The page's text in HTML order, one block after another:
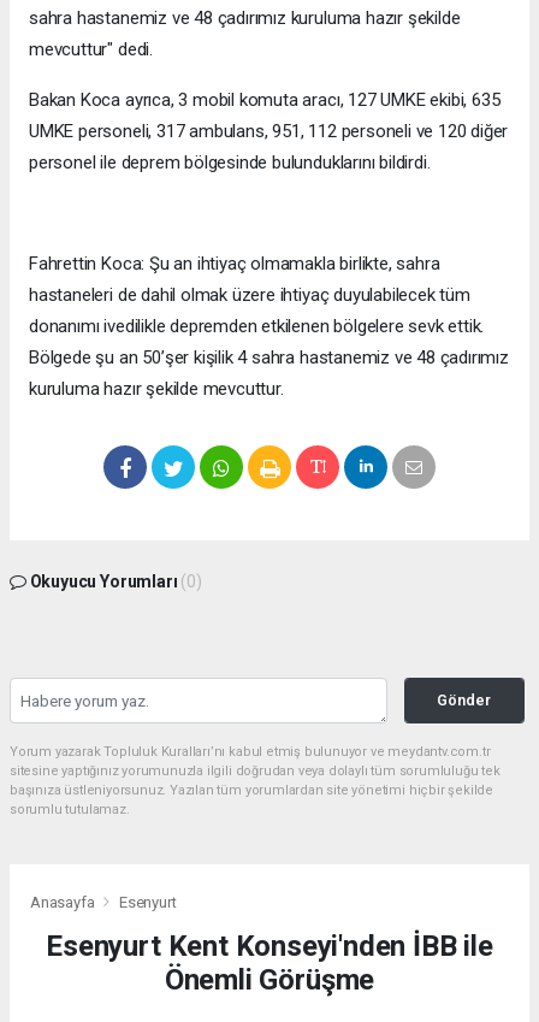
sahra hastanemiz ve 48 çadırımız kuruluma hazır şekilde
mevcuttur" dedi.
Bakan Koca ayrıca, 3 mobil komuta aracı, 127 UMKE ekibi, 635
UMKE personeli, 317 ambulans, 951, 112 personeli ve 120 diğer
personel ile deprem bölgesinde bulunduklarını bildirdi.
Fahrettin Koca: Şu an ihtiyaç olmamakla birlikte, sahra
hastaneleri de dahil olmak üzere ihtiyaç duyulabilecek tüm
donanımı ivedilikle depremden etkilenen bölgelere sevk ettik.
Bölgede şu an 50’şer kişilik 4 sahra hastanemiz ve 48 çadırımız
kuruluma hazır şekilde mevcuttur.
Okuyucu Yorumları (0)
Gönder
Yorum yazarak Topluluk Kuralları’nı kabul etmiş bulunuyor ve meydantv.com.tr
sitesine yaptığınız yorumunuzla ilgili doğrudan veya dolaylı tüm sorumluluğu tek
başınıza üstleniyorsunuz. Yazılan tüm yorumlardan site yönetimi hiçbir şekilde
sorumlu tutulamaz.
Anasayfa Esenyurt
Esenyurt Kent Konseyi'nden İBB ile
Önemli Görüşme